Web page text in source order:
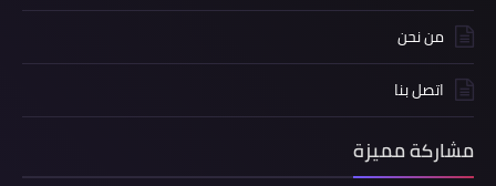
من نحن
اتصل بنا
مشاركة مميزة